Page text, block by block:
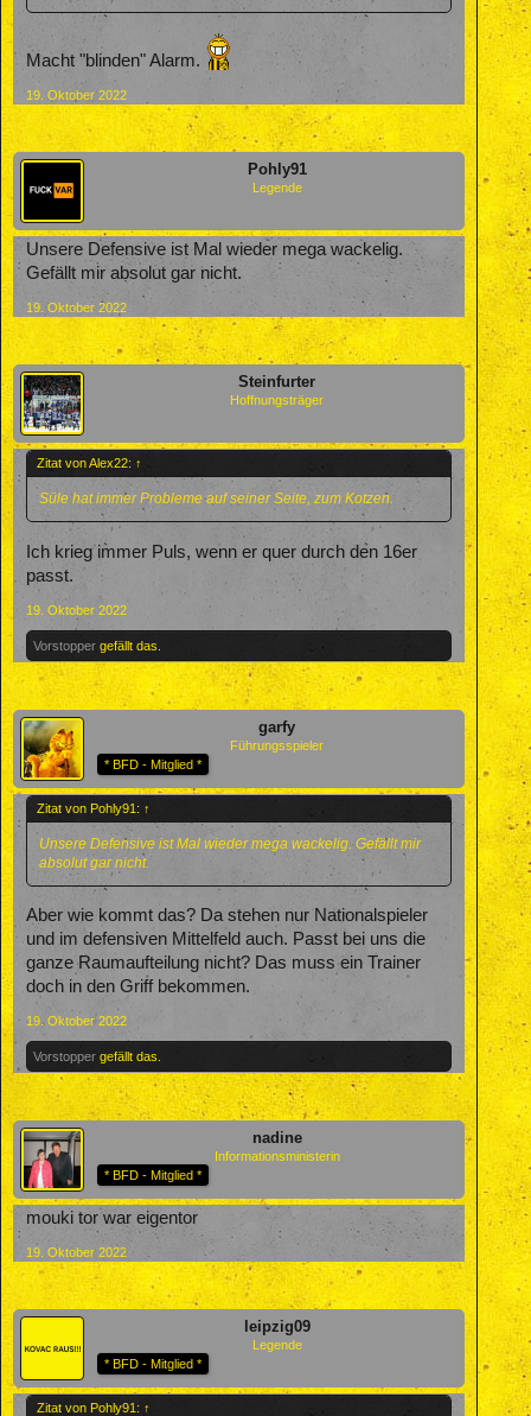
Macht "blinden" Alarm.
19. Oktober 2022
Pohly91
Legende
Unsere Defensive ist Mal wieder mega wackelig.
Gefällt mir absolut gar nicht.
19. Oktober 2022
Steinfurter
Hoffnungsträger
Zitat von Alex22: ↑
Süle hat immer Probleme auf seiner Seite, zum Kotzen.
Ich krieg immer Puls, wenn er quer durch den 16er
passt.
19. Oktober 2022
Vorstopper gefällt das.
garfy
Führungsspieler
* BFD - Mitglied *
Zitat von Pohly91: ↑
Unsere Defensive ist Mal wieder mega wackelig. Gefällt mir
absolut gar nicht.
Aber wie kommt das? Da stehen nur Nationalspieler
und im defensiven Mittelfeld auch. Passt bei uns die
ganze Raumaufteilung nicht? Das muss ein Trainer
doch in den Griff bekommen.
19. Oktober 2022
Vorstopper gefällt das.
nadine
Informationsministerin
* BFD - Mitglied *
mouki tor war eigentor
19. Oktober 2022
leipzig09
Legende
* BFD - Mitglied *
Zitat von Pohly91: ↑